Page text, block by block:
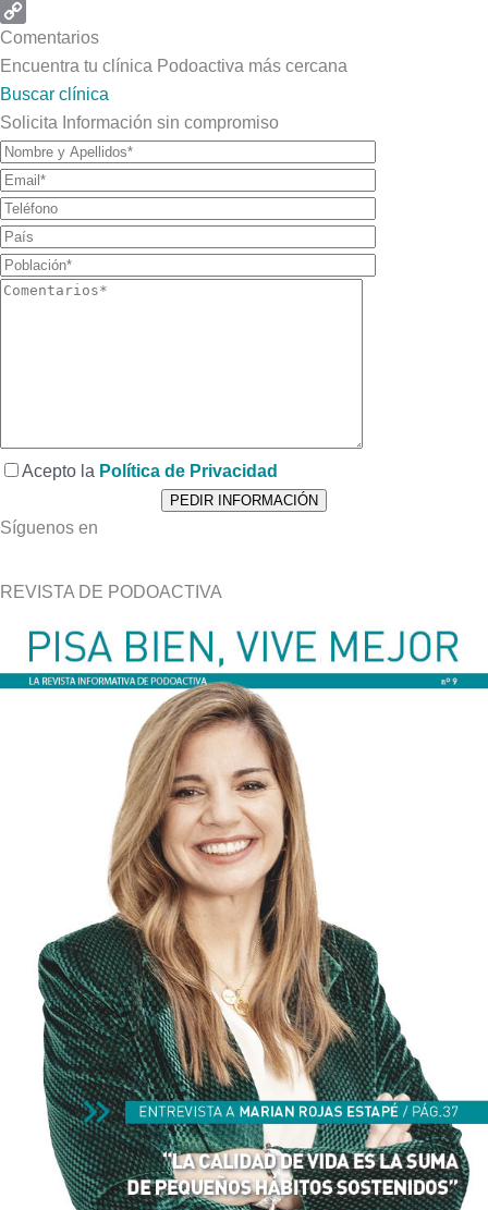
Email
Copy
Link
Comentarios
Encuentra tu clínica Podoactiva más cercana
Buscar clínica
Solicita Información sin compromiso
Acepto la Política de Privacidad
Síguenos en
REVISTA DE PODOACTIVA